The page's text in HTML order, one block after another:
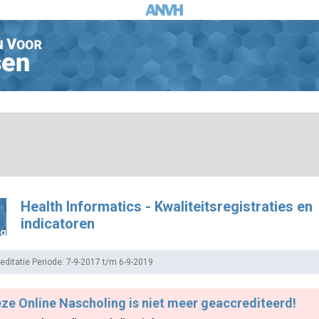
Health Informatics - Kwaliteitsregistraties en
indicatoren
Periode: 7-9-2017 t/m 6-9-2019
Online Nascholing is niet meer geaccrediteerd!